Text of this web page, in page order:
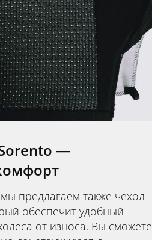
—
предлагаем также чехол
обеспечит удобный
от износа. Вы сможете